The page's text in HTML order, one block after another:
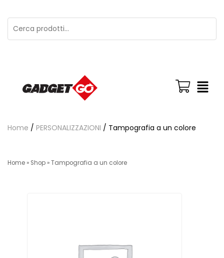
Home / PERSONALIZZAZIONI / Tampografia a un colore
Home » Shop »Tampografia a un colore